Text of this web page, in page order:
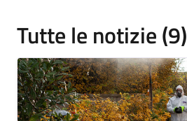
Tutte le notizie (9)